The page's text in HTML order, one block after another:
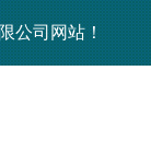
公司网站！